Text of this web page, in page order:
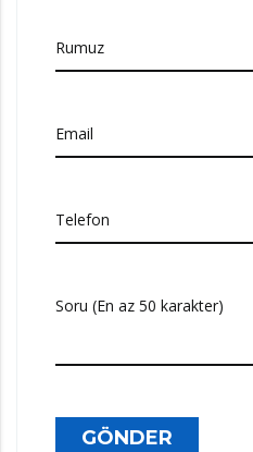
Rumuz
Email
Telefon
Soru (En az 50 karakter)
GÖNDER